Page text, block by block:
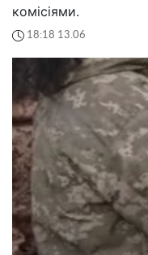
комісіями.
18:18 13.06